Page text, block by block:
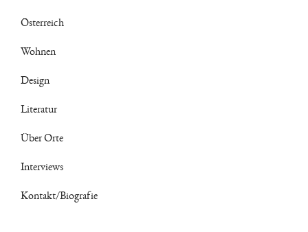
Österreich
Wohnen
Design
Literatur
Über Orte
Interviews
Kontakt/Biografie